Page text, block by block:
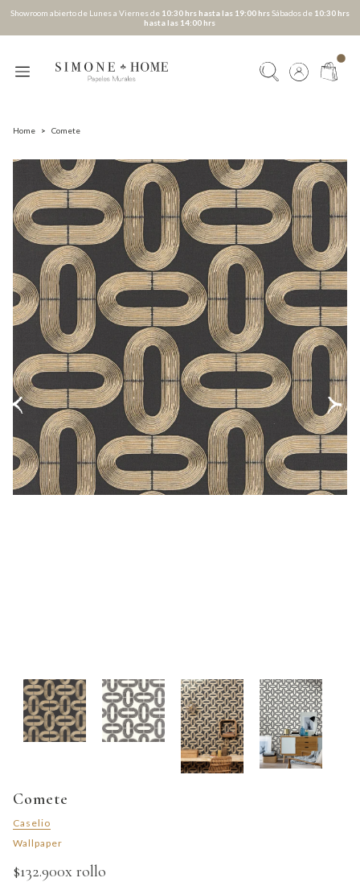
Showroom abierto de Lunes a Viernes de 10:30 hrs hasta las 19:00 hrsSábados de 10:30 hrs
hasta las 14:00 hrs
Home > Comete
Comete
Caselio
Wallpaper
$132.900x rollo